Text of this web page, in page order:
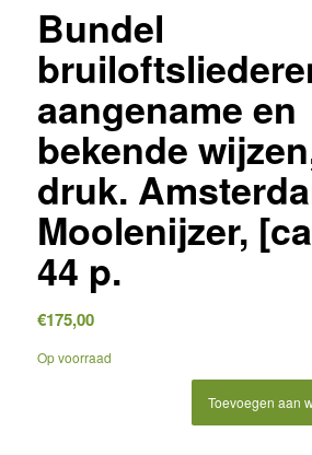
Bundel
aangename en
bekende
druk.
Moolenijzer,
44 p.
€175,00
Op voorraad
Toevoegen aan